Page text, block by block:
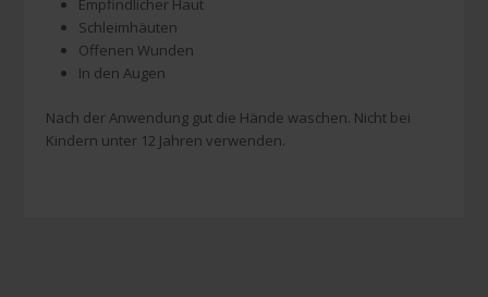
Empfindlicher Haut
Schleimhäuten
Offenen Wunden
In den Augen
Nach der Anwendung gut die Hände waschen. Nicht bei
Kindern unter 12 Jahren verwenden.